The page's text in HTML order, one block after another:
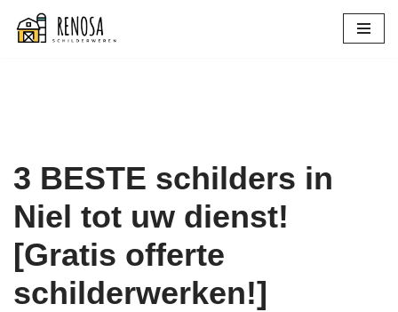
Spring
3 BESTE schilders in
Niel tot uw dienst!
[Gratis offerte
schilderwerken!]